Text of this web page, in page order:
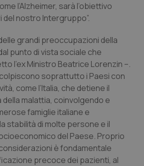
urogenitali
impianti
l’Alzheimer, sarà l’obiettivo
del nostro Intergruppo”.
delle grandi preoccupazioni della
punto di vista sociale che
l’ex Ministro Beatrice Lorenzin –.
soprattutto i Paesi con
come l’Italia, che detiene il
malattia, coinvolgendo e
famiglie italiane e
stabilità di molte persone e il
del Paese. Proprio
è fondamentale
precoce dei pazienti, al